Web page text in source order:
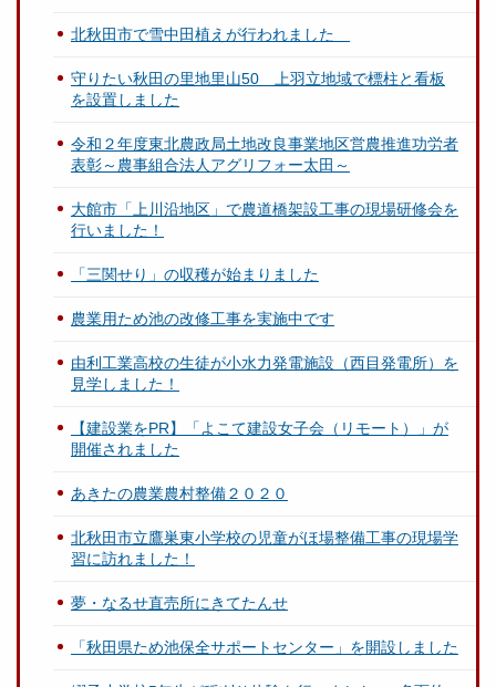
北秋田市で雪中田植えが行われました
守りたい秋田の里地里山50 上羽立地域で標柱と看板
を設置しました
令和２年度東北農政局土地改良事業地区営農推進功労者
表彰～農事組合法人アグリフォー太田～
大館市「上川沿地区」で農道橋架設工事の現場研修会を
行いました！
「三関せり」の収穫が始まりました
農業用ため池の改修工事を実施中です
由利工業高校の生徒が小水力発電施設（西目発電所）を
見学しました！
【建設業をPR】「よこて建設女子会（リモート）」が
開催されました
あきたの農業農村整備２０２０
北秋田市立鷹巣東小学校の児童がほ場整備工事の現場学
習に訪れました！
夢・なるせ直売所にきてたんせ
「秋田県ため池保全サポートセンター」を開設しました